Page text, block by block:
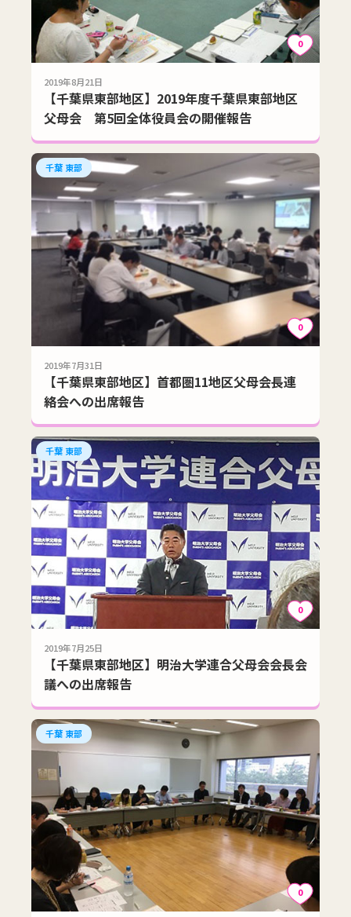
0
2019年8月21日
【千葉県東部地区】2019年度千葉県東部地区
父母会 第5回全体役員会の開催報告
千葉 東部
0
2019年7月31日
【千葉県東部地区】首都圏11地区父母会長連
絡会への出席報告
千葉 東部
0
2019年7月25日
【千葉県東部地区】明治大学連合父母会会長会
議への出席報告
千葉 東部
0